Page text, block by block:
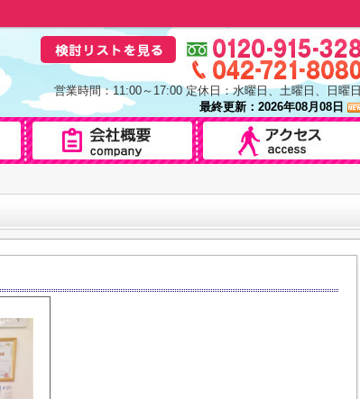
営業時間：11:00～17:00 定休日：水曜日、土曜日、日曜日
最終更新：2026年08月08日